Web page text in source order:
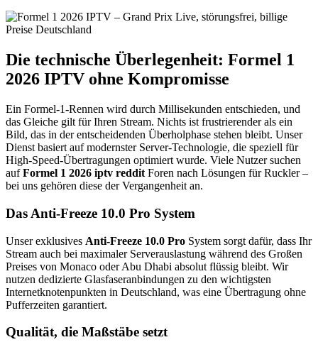
Die technische Überlegenheit: Formel 1
2026 IPTV ohne Kompromisse
Ein Formel-1-Rennen wird durch Millisekunden entschieden, und
das Gleiche gilt für Ihren Stream. Nichts ist frustrierender als ein
Bild, das in der entscheidenden Überholphase stehen bleibt. Unser
Dienst basiert auf modernster Server-Technologie, die speziell für
High-Speed-Übertragungen optimiert wurde. Viele Nutzer suchen
aufFormel 1 2026 iptv reddit Foren nach Lösungen für Ruckler –
bei uns gehören diese der Vergangenheit an.
Das Anti-Freeze 10.0 Pro System
Unser exklusives Anti-Freeze 10.0 Pro System sorgt dafür, dass Ihr
Stream auch bei maximaler Serverauslastung während des Großen
Preises von Monaco oder Abu Dhabi absolut flüssig bleibt. Wir
nutzen dedizierte Glasfaseranbindungen zu den wichtigsten
Internetknotenpunkten in Deutschland, was eine Übertragung ohne
Pufferzeiten garantiert.
Qualität, die Maßstäbe setzt